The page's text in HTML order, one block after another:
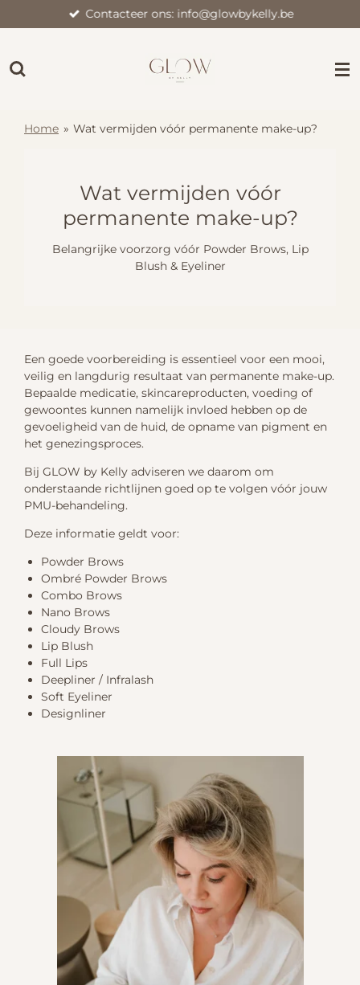
direct
de
Contacteer ons: info@glowbykelly.be
Home » Wat vermijden vóór permanente make-up?
Wat vermijden vóór
permanente make-up?
Belangrijke voorzorg vóór Powder Brows, Lip
Blush & Eyeliner
Een goede voorbereiding is essentieel voor een mooi,
veilig en langdurig resultaat van permanente make-up.
Bepaalde medicatie, skincareproducten, voeding of
gewoontes kunnen namelijk invloed hebben op de
gevoeligheid van de huid, de opname van pigment en
het genezingsproces.
Bij GLOW by Kelly adviseren we daarom om
onderstaande richtlijnen goed op te volgen vóór jouw
PMU-behandeling.
Deze informatie geldt voor:
Powder Brows
Ombré Powder Brows
Combo Brows
Nano Brows
Cloudy Brows
Lip Blush
Full Lips
Deepliner / Infralash
Soft Eyeliner
Designliner